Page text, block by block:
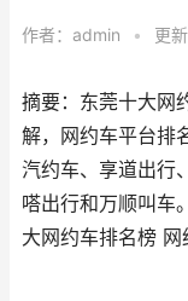
作者： admin • 更
摘要：东莞十大网
解，网约车平台排
汽约车、享道出行
嗒出行和万顺叫车
大网约车排名榜